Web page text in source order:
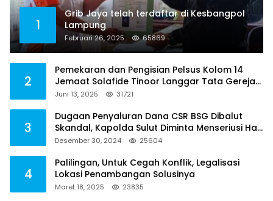
1
Grib Jaya telah terdaftar di Kesbangpol
Lampung
Februari 26, 2025 65869
2
Pemekaran dan Pengisian Pelsus Kolom 14
Jemaat Solafide Tinoor Langgar Tata Gereja
2021, Toreh : Ini Perbuatan Melawan Hukum
Juni 13, 2025 31721
3
Dugaan Penyaluran Dana CSR BSG Dibalut
Skandal, Kapolda Sulut Diminta Menseriusi Hal
ini
Desember 30, 2024 25604
4
Palilingan, Untuk Cegah Konflik, Legalisasi
Lokasi Penambangan Solusinya
Maret 18, 2025 23835